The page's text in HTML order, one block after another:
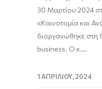
30 Μαρτίου 2024
«Καινοτομία και
διοργανώθηκε στη
business. Ο κ.…
1 ΑΠΡΙΛΊΟΥ, 2024